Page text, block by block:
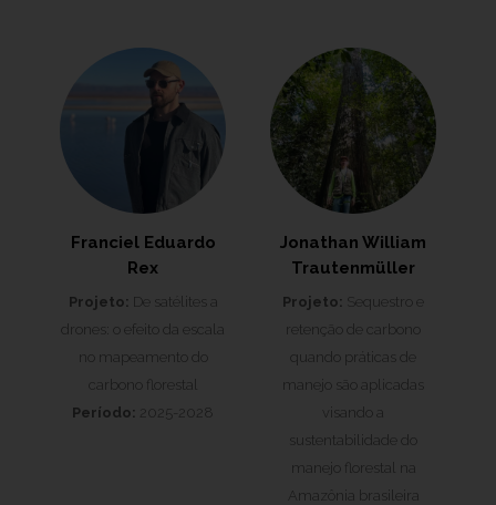
Franciel Eduardo
Rex
Projeto: De satélites a
drones: o efeito da escala
no mapeamento do
carbono florestal
Período: 2025-2028
Jonathan William
Trautenmüller
Projeto: Sequestro e
retenção de carbono
quando práticas de
manejo são aplicadas
visando a
sustentabilidade do
manejo florestal na
Amazônia brasileira